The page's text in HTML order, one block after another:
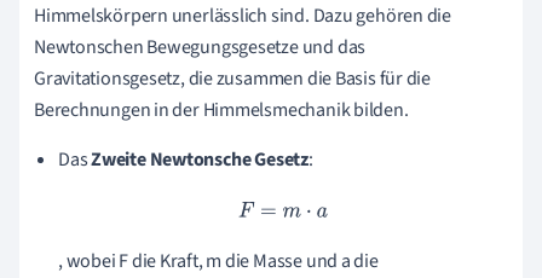
Himmelskörpern unerlässlich sind. Dazu gehören die
Newtonschen Bewegungsgesetze und das
Gravitationsgesetz, die zusammen die Basis für die
Berechnungen in der Himmelsmechanik bilden.
DasZweite Newtonsche Gesetz:
F= m⋅a
, wobei F die Kraft, m die Masse und a die